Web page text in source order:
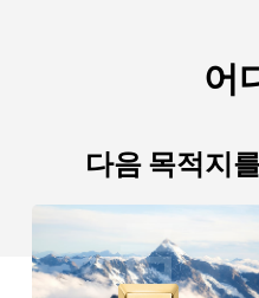
어
다음 목적지
금